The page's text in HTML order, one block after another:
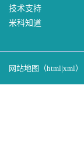
技术支持
米科知道
网站地图（html|xml）